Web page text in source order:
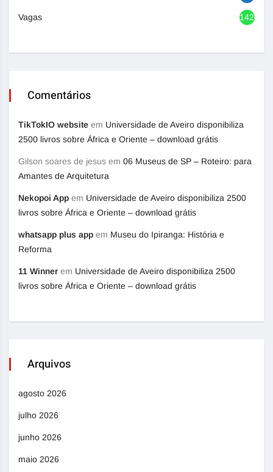
Vagas 1420
Comentários
TikTokIO website em Universidade de Aveiro disponibiliza
2500 livros sobre África e Oriente – download grátis
Gilson soares de jesus em 06 Museus de SP – Roteiro: para
Amantes de Arquitetura
Nekopoi App em Universidade de Aveiro disponibiliza 2500
livros sobre África e Oriente – download grátis
whatsapp plus app em Museu do Ipiranga: História e
Reforma
11 Winner em Universidade de Aveiro disponibiliza 2500
livros sobre África e Oriente – download grátis
Arquivos
agosto 2026
julho 2026
junho 2026
maio 2026